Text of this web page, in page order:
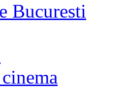
Bucuresti